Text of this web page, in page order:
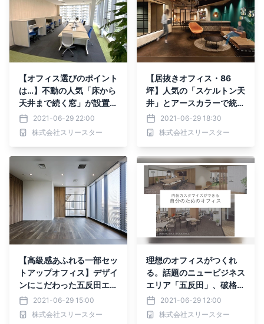
【オフィス選びのポイント
は…】不動の人気「床から
天井まで続く窓」が設置さ
れているオフィスに"居抜
き（内装付き）"で入れる
のは7月中旬までです！
2021-06-29 22:00
株式会社スリースター
【居抜きオフィス・86
坪】人気の「スケルトン天
井」とアースカラーで統一
された「内装デザイン」の
絶対に見逃してはいけない
オフィスがでました！※2
2021-06-29 18:30
株式会社スリースター
【高級感あふれる一部セッ
トアップオフィス】デザイ
ンにこだわった五反田エリ
アの新築オフィスを掲載し
ました～居抜きオフィス専
門サイト「vivit」～
2021-06-29 15:00
株式会社スリースター
理想のオフィスがつくれ
る。話題のニュービジネス
エリア「五反田」、破格の
内装付きオフィスのご紹介
です。
2021-06-29 12:00
株式会社スリースター